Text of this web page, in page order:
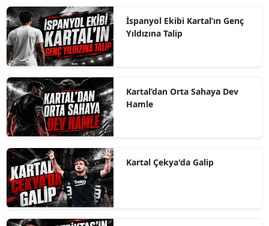
İspanyol Ekibi Kartal’ın Genç
Yıldızına Talip
Kartal’dan Orta Sahaya Dev
Hamle
Kartal Çekya'da Galip